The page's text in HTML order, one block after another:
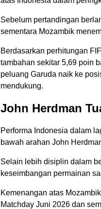
Sebelum pertandingan
sementara Mozambik
Berdasarkan perhitungan
tambahan sekitar 5,69 poin
peluang Garuda naik ke
mendukung.
John Herdman
Performa Indonesia dalam
bawah arahan John
Selain lebih disiplin dalam
keseimbangan permainan
Kemenangan atas
Matchday Juni 2026 dan